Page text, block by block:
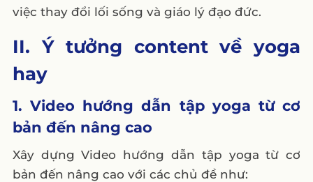
Câu hỏi thường gặp
1. Yoga bắt nguồn từ đâu và có ý nghĩa gì?
2. Lợi ích của việc tập yoga là gì?
phù hợp?
4. Các ý tưởng content nào hiệu quả cho
việc truyền tải về yoga?
5. Làm thế nào để thực hiện các thử thách
việc thay đổi lối sống và giáo lý đạo đức.
II. Ý tưởng content về yoga
hay
1. Video hướng dẫn tập yoga từ cơ
bản đến nâng cao
Xây dựng Video hướng dẫn tập yoga từ cơ
bản đến nâng cao với các chủ đề như: